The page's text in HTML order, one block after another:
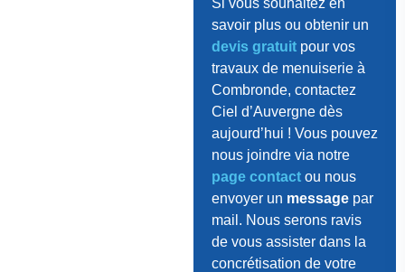
Si vous souhaitez en
savoir plus ou obtenir un
devis gratuitpour vos
travaux de menuiserie à
Combronde, contactez
Ciel d’Auvergne dès
aujourd’hui ! Vous pouvez
nous joindre via notre
page contactou nous
envoyer un messagepar
mail. Nous serons ravis
de vous assister dans la
concrétisation de votre